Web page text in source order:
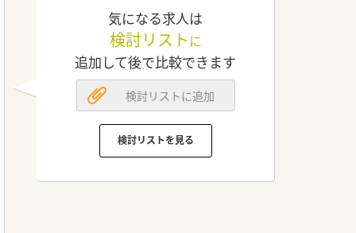
気になる求人は
検討リスト に
追加して後で比較できます
検討リストに追加
検討リストを見る